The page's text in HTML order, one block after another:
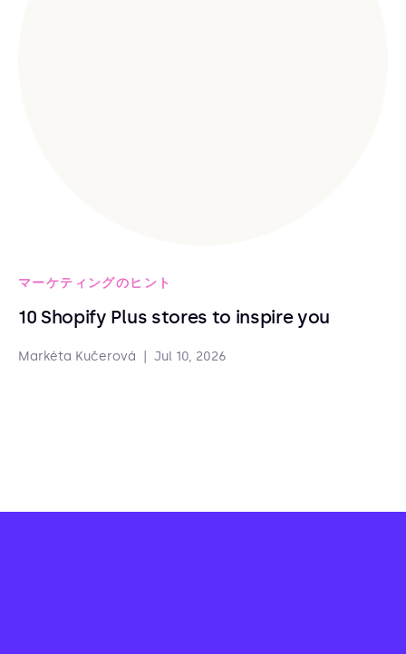
マーケティングのヒント
10 Shopify Plus stores to inspire you
Markéta Kučerová Jul 10, 2026